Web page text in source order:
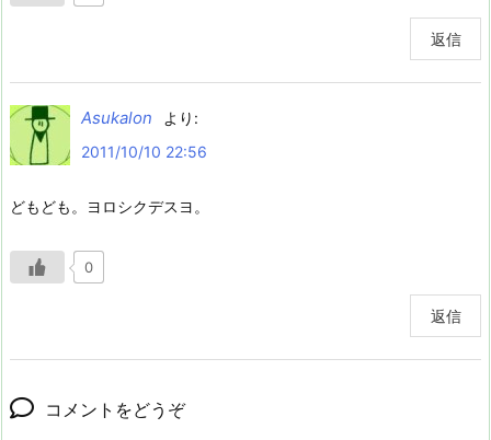
返信
Asukalon
より:
2011/10/10 22:56
どもども。ヨロシクデスヨ。
0
返信
コメントをどうぞ